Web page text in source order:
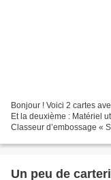
Bonjour ! Voici 2 cartes
Et la deuxième : Matériel
Classeur d’embossage «
Un peu de